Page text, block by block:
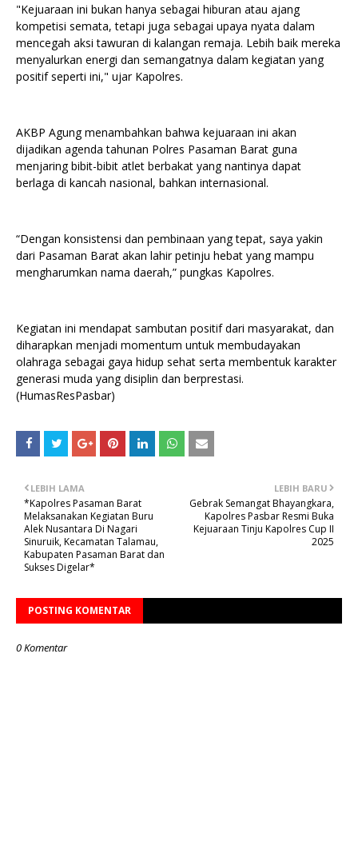
"Kejuaraan ini bukan hanya sebagai hiburan atau ajang
kompetisi semata, tetapi juga sebagai upaya nyata dalam
mencegah aksi tawuran di kalangan remaja. Lebih baik mereka
menyalurkan energi dan semangatnya dalam kegiatan yang
positif seperti ini," ujar Kapolres.
AKBP Agung menambahkan bahwa kejuaraan ini akan
dijadikan agenda tahunan Polres Pasaman Barat guna
menjaring bibit-bibit atlet berbakat yang nantinya dapat
berlaga di kancah nasional, bahkan internasional.
“Dengan konsistensi dan pembinaan yang tepat, saya yakin
dari Pasaman Barat akan lahir petinju hebat yang mampu
mengharumkan nama daerah,” pungkas Kapolres.
Kegiatan ini mendapat sambutan positif dari masyarakat, dan
diharapkan menjadi momentum untuk membudayakan
olahraga sebagai gaya hidup sehat serta membentuk karakter
generasi muda yang disiplin dan berprestasi.
(HumasResPasbar)
LEBIH BARU
Gebrak Semangat Bhayangkara,
Kapolres Pasbar Resmi Buka
Kejuaraan Tinju Kapolres Cup II
2025
LEBIH LAMA
*Kapolres Pasaman Barat
Melaksanakan Kegiatan Buru
Alek Nusantara Di Nagari
Sinuruik, Kecamatan Talamau,
Kabupaten Pasaman Barat dan
Sukses Digelar*
POSTING KOMENTAR
0 Komentar